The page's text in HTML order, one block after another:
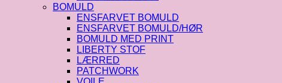
BOMULD
ENSFARVET BOMULD
ENSFARVET BOMULD/HØR
BOMULD MED PRINT
LIBERTY STOF
LÆRRED
PATCHWORK